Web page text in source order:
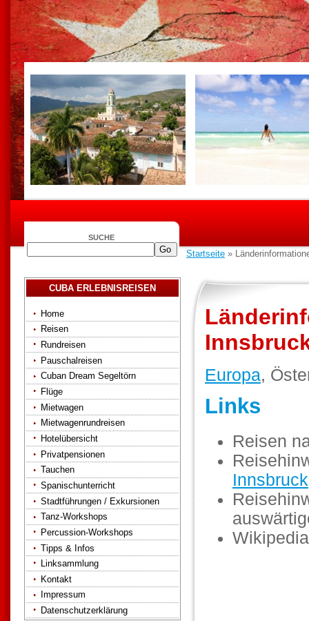
SUCHE
Startseite »
CUBA ERLEBNISREISEN
Home
Reisen
Rundreisen
Pauschalreisen
Cuban Dream Segeltörn
Flüge
Mietwagen
Mietwagenrundreisen
Hotelübersicht
Privatpensionen
Tauchen
Spanischunterricht
Stadtführungen / Exkursionen
Tanz-Workshops
Percussion-Workshops
Tipps & Infos
Linksammlung
Kontakt
Impressum
Datenschutzerklärung
Europa,
Links
Reisen
Innsbruck